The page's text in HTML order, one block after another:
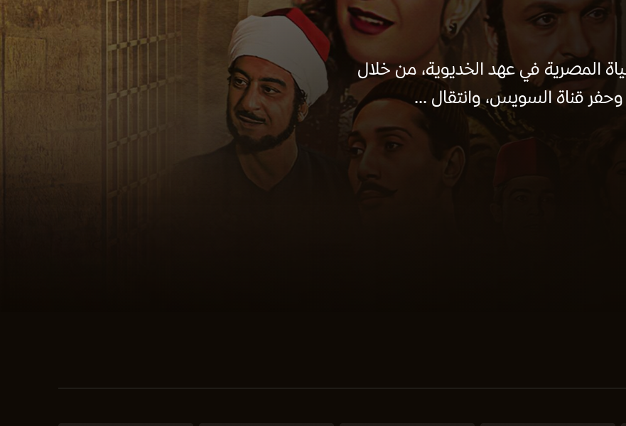
المصرية في عهد الخديوية، من خلال
وحفر قناة السويس، وانتقال ...